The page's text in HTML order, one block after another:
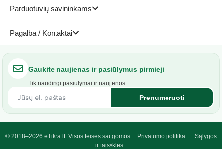
Parduotuvių savininkams
Pagalba / Kontaktai
Gaukite naujienas ir pasiūlymus pirmieji
Tik naudingi pasiūlymai ir naujienos.
Prenumeruoti
© 2018–2026 eTikra.lt. Visos teisės saugomos. Privatumo politika
Sąlygos
ir taisyklės